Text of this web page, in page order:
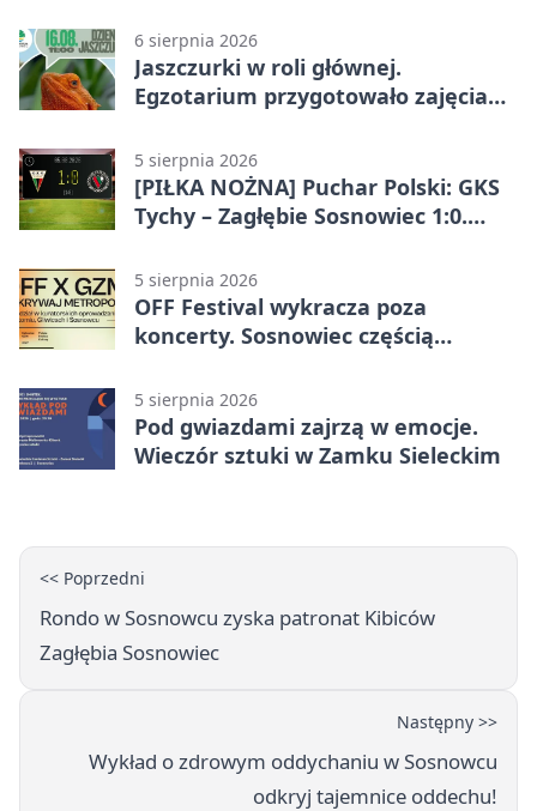
6 sierpnia 2026
Jaszczurki w roli głównej.
Egzotarium przygotowało zajęcia
5 sierpnia 2026
[PIŁKA NOŻNA] Puchar Polski: GKS
Tychy – Zagłębie Sosnowiec 1:0.
przed przerwą
5 sierpnia 2026
OFF Festival wykracza poza
koncerty. Sosnowiec częścią
5 sierpnia 2026
Pod gwiazdami zajrzą w emocje.
Wieczór sztuki w Zamku Sieleckim
<< Poprzedni
Rondo w Sosnowcu zyska patronat Kibiców
Zagłębia Sosnowiec
Następny >>
Wykład o zdrowym oddychaniu w Sosnowcu
odkryj tajemnice oddechu!